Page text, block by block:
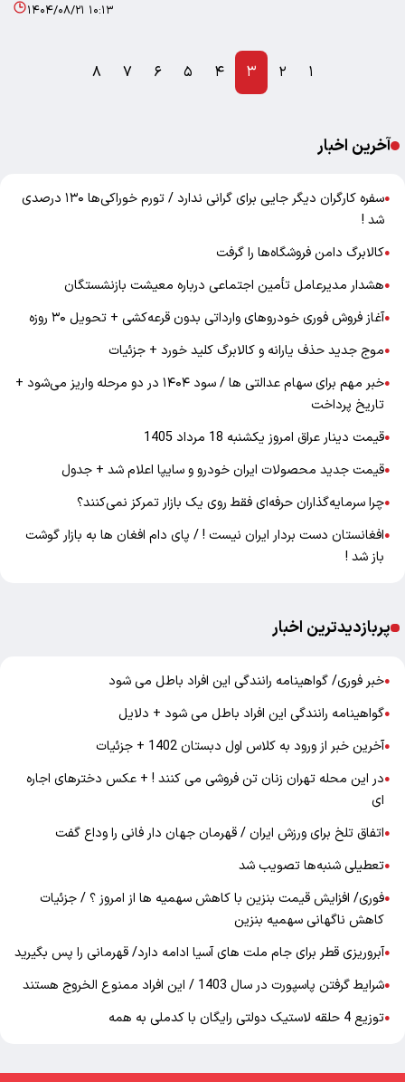
۱۴۰۴/۰۸/۲۱ ۱۰:۱۳
۱ ۲ ۳ ۴ ۵ ۶ ۷ ۸
آخرین اخبار
●
سفره کارگران دیگر جایی برای گرانی ندارد / تورم خوراکی‌ها ۱۳۰ درصدی
شد !
●کالابرگ دامن فروشگاه‌ها را گرفت
●هشدار مدیرعامل تأمین اجتماعی درباره معیشت بازنشستگان
●آغاز فروش فوری خودروهای وارداتی بدون قرعه‌کشی + تحویل ۳۰ روزه
●موج جدید حذف یارانه و کالابرگ کلید خورد + جزئیات
●
خبر مهم برای سهام عدالتی ها / سود ۱۴۰۴ در دو مرحله واریز می‌شود +
تاریخ پرداخت
●قیمت دینار عراق امروز یکشنبه 18 مرداد 1405
●قیمت جدید محصولات ایران خودرو و سایپا اعلام شد + جدول
●چرا سرمایه‌گذاران حرفه‌ای فقط روی یک بازار تمرکز نمی‌کنند؟
●افغانستان دست بردار ایران نیست ! / پای دام افغان ها به بازار گوشت
باز شد !
پربازدیدترین اخبار
●خبر فوری/ گواهینامه رانندگی این افراد باطل می شود
●گواهینامه رانندگی این افراد باطل می شود + دلایل
●آخرین خبر از ورود به کلاس اول دبستان 1402 + جزئیات
●در این محله تهران زنان تن فروشی می کنند ! + عکس دخترهای اجاره
ای
●اتفاق تلخ برای ورزش ایران / قهرمان جهان دار فانی را وداع گفت
●تعطیلی شنبه‌ها تصویب شد
●فوری/ افزایش قیمت بنزین با کاهش سهمیه ها از امروز ؟ / جزئیات
کاهش ناگهانی سهمیه بنزین
●آبروریزی قطر برای جام ملت های آسیا ادامه دارد/ قهرمانی را پس بگیرید
●شرایط گرفتن پاسپورت در سال 1403 / این افراد ممنوع الخروج هستند
●توزیع 4 حلقه لاستیک دولتی رایگان با کدملی به همه